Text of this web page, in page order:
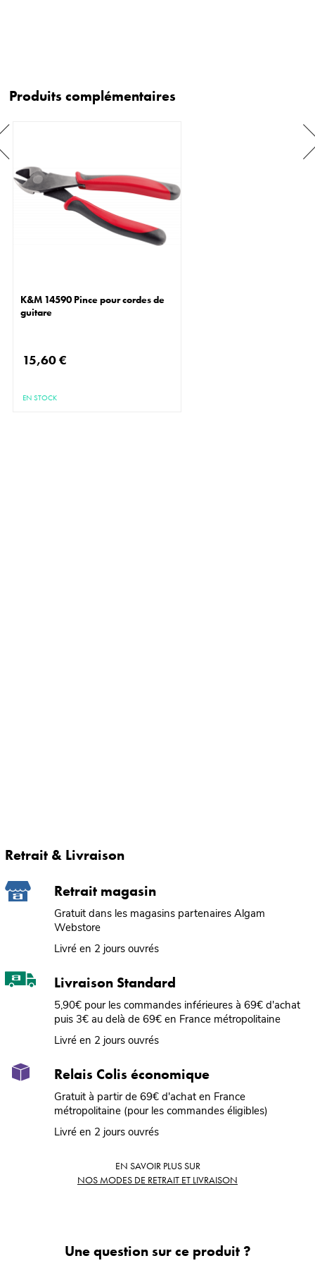
Produits complémentaires
K&M 14590 Pince pour cordes de
guitare
15,60 €
EN STOCK
Retrait & Livraison
Retrait magasin
Gratuit dans les magasins partenaires Algam
Webstore
Livré en 2 jours ouvrés
Livraison Standard
5,90€ pour les commandes inférieures à 69€ d'achat
puis 3€ au delà de 69€ en France métropolitaine
Livré en 2 jours ouvrés
Relais Colis économique
Gratuit à partir de 69€ d'achat en France
métropolitaine (pour les commandes éligibles)
Livré en 2 jours ouvrés
EN SAVOIR PLUS SUR
NOS MODES DE RETRAIT ET LIVRAISON
Une question sur ce produit ?